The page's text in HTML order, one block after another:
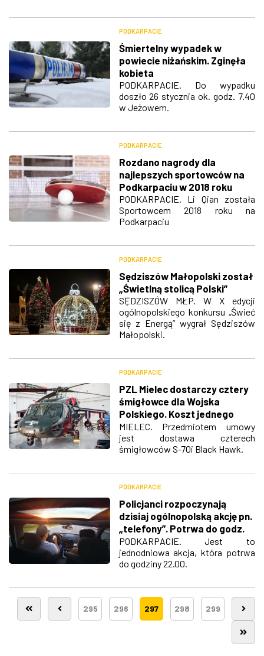
PODKARPACIE
Śmiertelny wypadek w
powiecie niżańskim. Zginęła
kobieta
PODKARPACIE. Do wypadku
doszło 26 stycznia ok. godz. 7.40
w Jeżowem.
PODKARPACIE
Rozdano nagrody dla
najlepszych sportowców na
Podkarpaciu w 2018 roku
PODKARPACIE. Li Qian została
Sportowcem 2018 roku na
Podkarpaciu
PODKARPACIE
Sędziszów Małopolski został
„Świetlną stolicą Polski”
SĘDZISZÓW MŁP. W X edycji
ogólnopolskiego konkursu „Świeć
się z Energą” wygrał Sędziszów
Małopolski.
PODKARPACIE
PZL Mielec dostarczy cztery
śmigłowce dla Wojska
Polskiego. Koszt jednego
wynosi ok. 75 mln
MIELEC. Przedmiotem umowy
jest dostawa czterech
śmigłowców S-70i Black Hawk.
PODKARPACIE
Policjanci rozpoczynają
dzisiaj ogólnopolską akcję pn.
„telefony”. Potrwa do godz.
22.00
PODKARPACIE. Jest to
jednodniowa akcja, która potrwa
do godziny 22.00.
295 296 297 298 299